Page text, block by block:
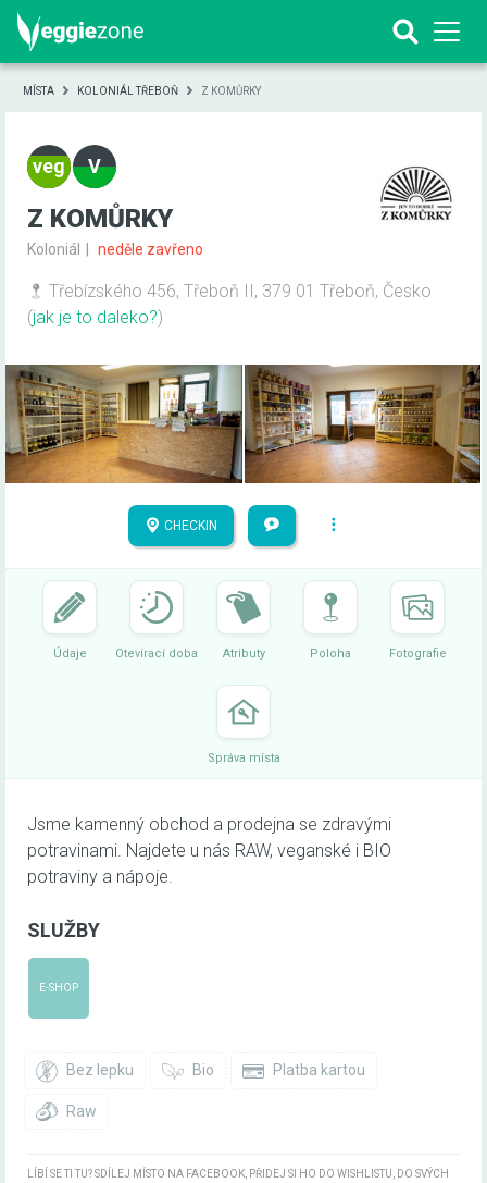
MÍSTA KOLONIÁL TŘEBOŇ Z KOMŮRKY
Z KOMŮRKY
Koloniál neděle zavřeno
Třebízského 456, Třeboň II, 379 01 Třeboň, Česko
(jak je to daleko?)
CHECKIN
Údaje Otevírací doba Atributy Poloha Fotografie
Správa místa
Jsme kamenný obchod a prodejna se zdravými
potravinami. Najdete u nás RAW, veganské i BIO
potraviny a nápoje.
SLUŽBY
E-SHOP
Bez lepku Bio Platba kartou
Raw
LÍBÍ SE TI TU? SDÍLEJ MÍSTO NA FACEBOOK, PŘIDEJ SI HO DO WISHLISTU, DO SVÝCH